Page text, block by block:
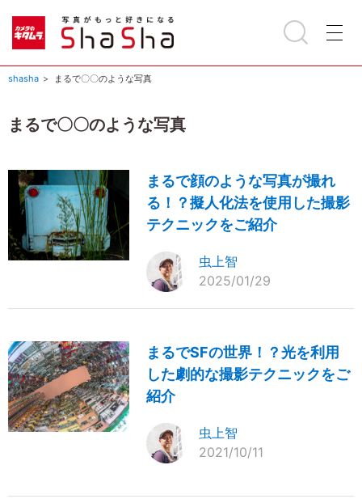
shasha まるで〇〇のような写真
まるで〇〇のような写真
まるで顔のような写真が撮れ
る！？擬人化法を使用した撮影
テクニックをご紹介
虫上智
2025/01/29
まるでSFの世界！？光を利用
した劇的な撮影テクニックをご
紹介
虫上智
2021/10/11